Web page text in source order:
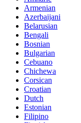
Armenian
Azerbaijani
Belarusian
Bengali
Bosnian
Bulgarian
Cebuano
Chichewa
Corsican
Croatian
Dutch
Estonian
Filipino